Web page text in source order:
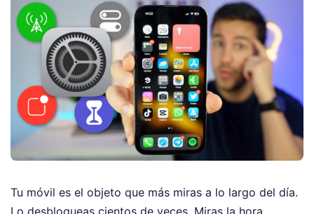
Tu móvil es el objeto que más miras a lo largo del día.